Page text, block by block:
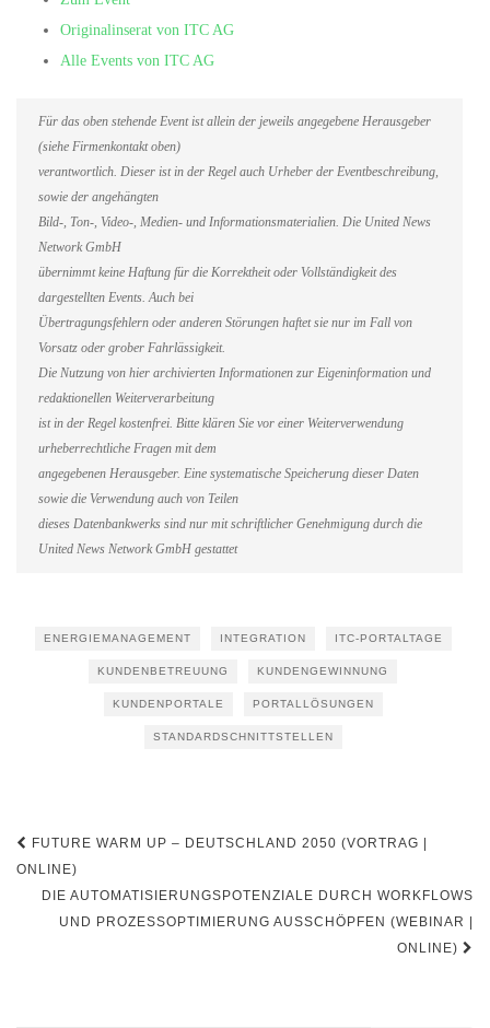
Originalinserat von ITC AG
Alle Events von ITC AG
Für das oben stehende Event ist allein der jeweils angegebene Herausgeber
(siehe Firmenkontakt oben)
verantwortlich. Dieser ist in der Regel auch Urheber der Eventbeschreibung,
sowie der angehängten
Bild-, Ton-, Video-, Medien- und Informationsmaterialien. Die United News
Network GmbH
übernimmt keine Haftung für die Korrektheit oder Vollständigkeit des
dargestellten Events. Auch bei
Übertragungsfehlern oder anderen Störungen haftet sie nur im Fall von
Vorsatz oder grober Fahrlässigkeit.
Die Nutzung von hier archivierten Informationen zur Eigeninformation und
redaktionellen Weiterverarbeitung
ist in der Regel kostenfrei. Bitte klären Sie vor einer Weiterverwendung
urheberrechtliche Fragen mit dem
angegebenen Herausgeber. Eine systematische Speicherung dieser Daten
sowie die Verwendung auch von Teilen
dieses Datenbankwerks sind nur mit schriftlicher Genehmigung durch die
United News Network GmbH gestattet
ENERGIEMANAGEMENT INTEGRATION ITC-PORTALTAGE
KUNDENBETREUUNG KUNDENGEWINNUNG
KUNDENPORTALE PORTALLÖSUNGEN
STANDARDSCHNITTSTELLEN
Beitragsnavigation
FUTURE WARM UP – DEUTSCHLAND 2050 (VORTRAG |
ONLINE)
DIE AUTOMATISIERUNGSPOTENZIALE DURCH WORKFLOWS
UND PROZESSOPTIMIERUNG AUSSCHÖPFEN (WEBINAR |
ONLINE)